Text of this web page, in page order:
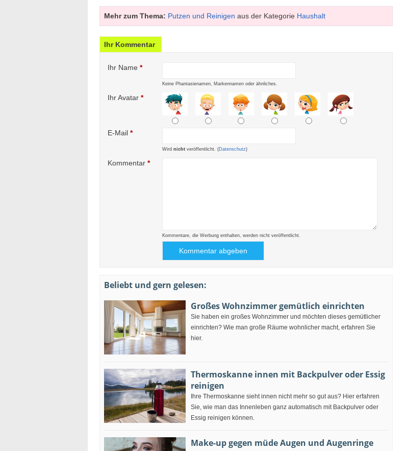
Mehr zum Thema: Putzen und Reinigen aus der Kategorie Haushalt
Ihr Kommentar
Ihr Name *
Keine Phantasienamen, Markennamen oder ähnliches.
Ihr Avatar *
E-Mail *
Wird nicht veröffentlicht. (Datenschutz)
Kommentar *
Kommentare, die Werbung enthalten, werden nicht veröffentlicht.
Beliebt und gern gelesen:
Großes Wohnzimmer gemütlich einrichten
Sie haben ein großes Wohnzimmer und möchten dieses gemütlicher
einrichten? Wie man große Räume wohnlicher macht, erfahren Sie
hier.
Thermoskanne innen mit Backpulver oder Essig
reinigen
Ihre Thermoskanne sieht innen nicht mehr so gut aus? Hier erfahren
Sie, wie man das Innenleben ganz automatisch mit Backpulver oder
Essig reinigen können.
Make-up gegen müde Augen und Augenringe